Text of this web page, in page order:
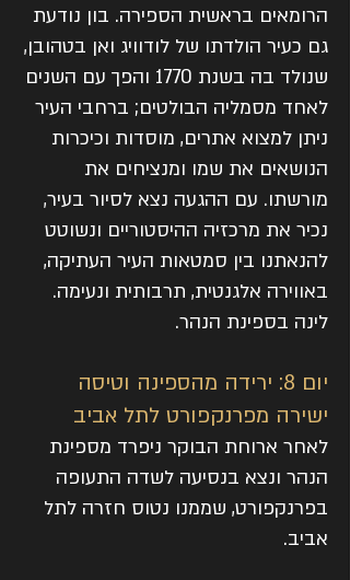
הרומאים בראשית הספירה. בון נודעת
גם כעיר הולדתו של לודוויג ואן בטהובן,
שנולד בה בשנת 1770 והפך עם השנים
לאחד מסמליה הבולטים; ברחבי העיר
ניתן למצוא אתרים, מוסדות וכיכרות
הנושאים את שמו ומנציחים את
מורשתו. עם ההגעה נצא לסיור בעיר,
נכיר את מרכזיה ההיסטוריים ונשוטט
להנאתנו בין סמטאות העיר העתיקה,
באווירה אלגנטית, תרבותית ונעימה.
לינה בספינת הנהר.
יום 8: ירידה מהספינה וטיסה
ישירה מפרנקפורט לתל אביב
לאחר ארוחת הבוקר ניפרד מספינת
הנהר ונצא בנסיעה לשדה התעופה
בפרנקפורט, שממנו נטוס חזרה לתל
אביב.